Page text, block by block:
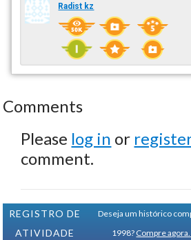
Radist kz
Comments
Please log in or
comment.
REGISTRO DE
ATIVIDADE
Deseja um histórico
1998? Compre